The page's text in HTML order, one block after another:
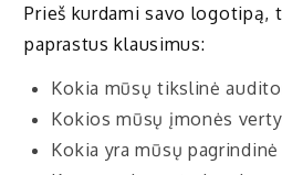
Prieš kurdami savo logotipą,
paprastus klausimus:
Kokia mūsų tikslinė
Kokios mūsų įmonės
Kokia yra mūsų pagrindinė